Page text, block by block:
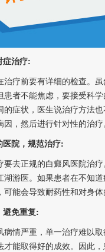
治疗:
疗前要有详细的检查。虽
患者不能焦虑，要接受科
的症状，医生说治疗方法
，然后进行针对性的治疗
院，规范治疗:
去正规的白癜风医院治疗
湖游医。如果患者在不知
能会导致耐药性和对身体
免重复:
情严重，单一治疗难以取
才能取得好的成效。因此